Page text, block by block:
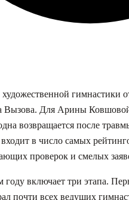
гимнастики
Вызова. Для Арины
возвращается после
в число самых
проверок и смелых
году включает три этапа.
почти всех ведущих